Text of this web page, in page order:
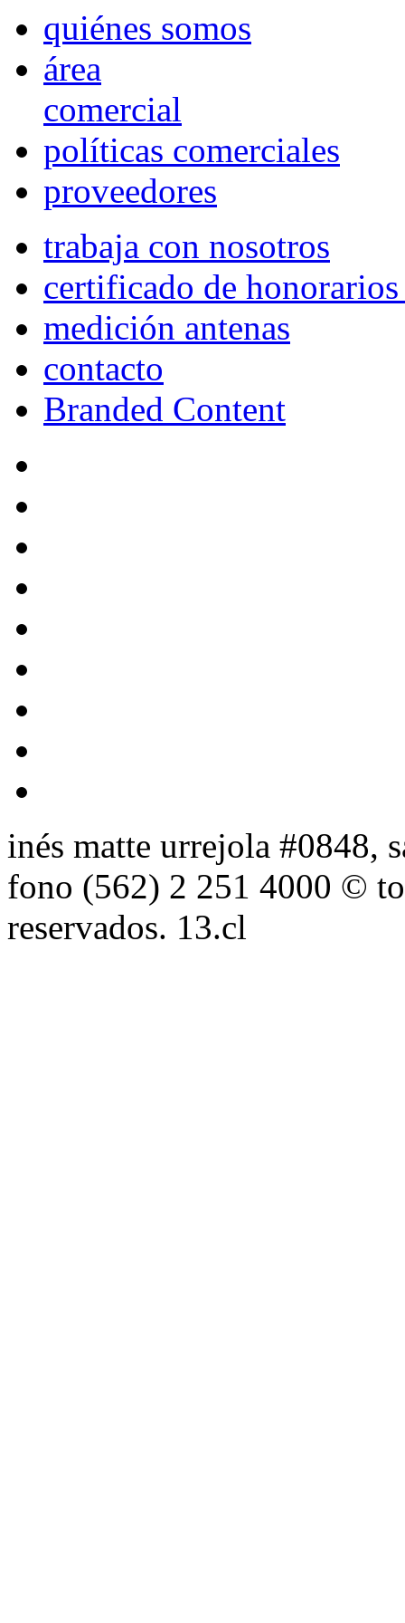
quiénes somos
área
comercial
políticas comerciales
proveedores
trabaja con nosotros
certificado de
medición antenas
contacto
Branded Content
inés matte urrejola #0848,
fono (562) 2 251 4000 ©
reservados. 13.cl